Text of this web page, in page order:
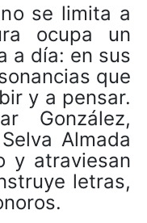
se limita a
ocupa un
a día: en sus
que
y a pensar.
González,
Almada
y atraviesan
letras,